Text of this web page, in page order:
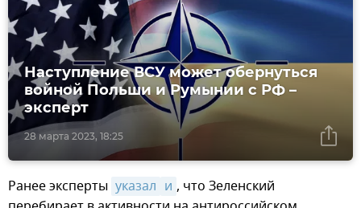
28 марта 2023, 18:25
Наступление ВСУ может обернуться
войной Польши и Румынии с РФ –
эксперт
Ранее эксперты указал и , что Зеленский